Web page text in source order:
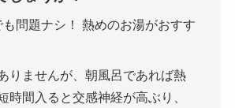
問題ナシ！ 熱めのお湯がおすす
りませんが、朝風呂であれば熱
時間入ると交感神経が高ぶり、